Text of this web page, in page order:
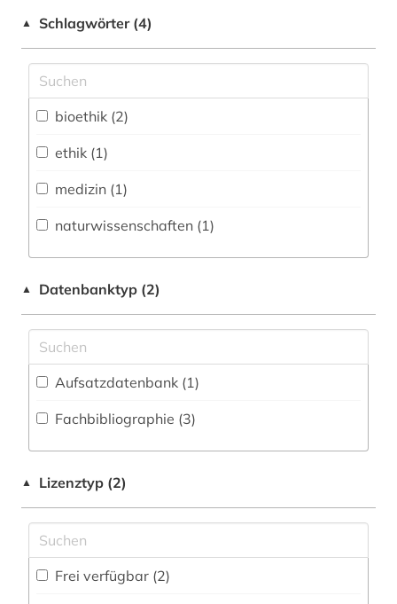
Vermessungswesen (1)
Biologie, Biotechnologie (3)
(1)
Energietechnik (1)
Geowissenschaften (1)
Geschichte (1)
Gesundheitswissenschaften (1)
Informatik (1)
Medizin (3)
Natur- und Umweltschutz (1)
Philosophie (3)
▲ Schlagwörter (4)
bioethik (2)
ethik (1)
medizin (1)
naturwissenschaften (1)
▲ Datenbanktyp (2)
Aufsatzdatenbank (1)
Fachbibliographie (3)
▲ Lizenztyp (2)
Frei verfügbar (2)